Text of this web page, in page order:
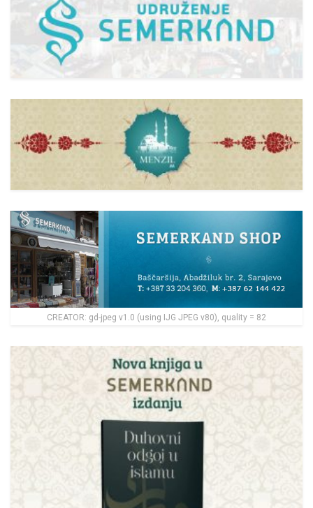
CREATOR: gd-jpeg v1.0 (using IJG JPEG v80), quality = 82